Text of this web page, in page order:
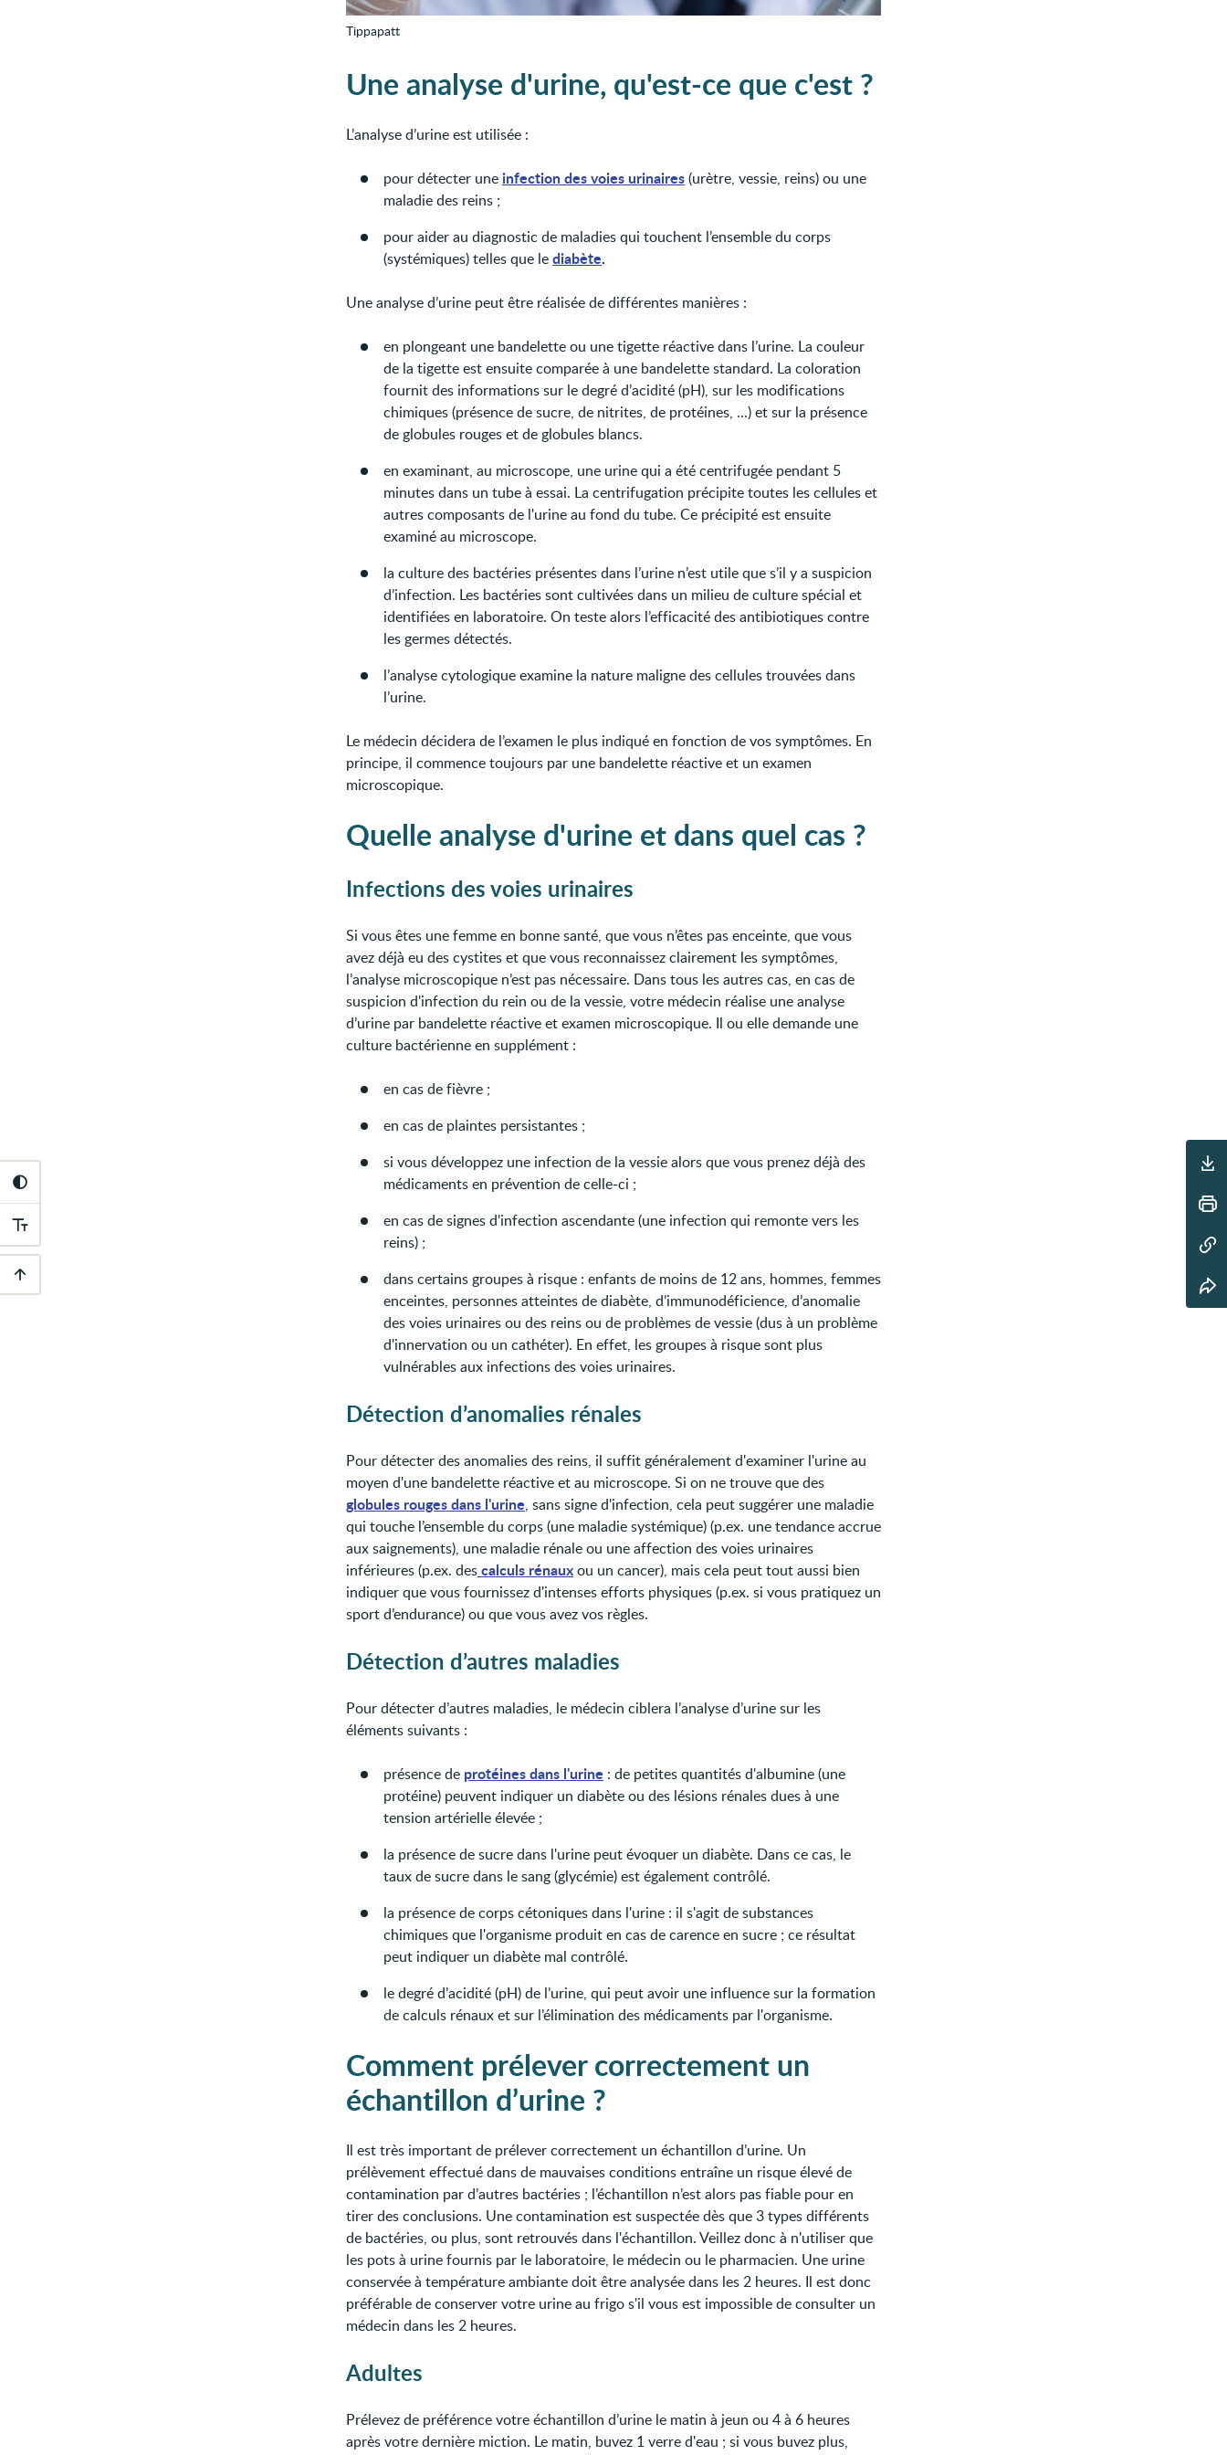
Outils
d'accessibilité
Descendre
Outils
Tippapatt
Une analyse d'urine, qu'est-ce que c'est ?
L’analyse d’urine est utilisée :
pour détecter uneinfection des voies urinaires(urètre, vessie, reins) ou une
maladie des reins ;
pour aider au diagnostic de maladies qui touchent l’ensemble du corps
(systémiques) telles que lediabète.
Une analyse d’urine peut être réalisée de différentes manières :
en plongeant une bandelette ou une tigette réactive dans l’urine. La couleur
de la tigette est ensuite comparée à une bandelette standard. La coloration
fournit des informations sur le degré d’acidité (pH), sur les modifications
chimiques (présence de sucre, de nitrites, de protéines, ...) et sur la présence
de globules rouges et de globules blancs.
en examinant, au microscope, une urine qui a été centrifugée pendant 5
minutes dans un tube à essai. La centrifugation précipite toutes les cellules et
autres composants de l'urine au fond du tube. Ce précipité est ensuite
examiné au microscope.
la culture des bactéries présentes dans l’urine n’est utile que s’il y a suspicion
d’infection. Les bactéries sont cultivées dans un milieu de culture spécial et
identifiées en laboratoire. On teste alors l’efficacité des antibiotiques contre
les germes détectés.
l’analyse cytologique examine la nature maligne des cellules trouvées dans
l’urine.
Le médecin décidera de l’examen le plus indiqué en fonction de vos symptômes. En
principe, il commence toujours par une bandelette réactive et un examen
microscopique.
Quelle analyse d'urine et dans quel cas ?
Infections des voies urinaires
Si vous êtes une femme en bonne santé, que vous n’êtes pas enceinte, que vous
avez déjà eu des cystites et que vous reconnaissez clairement les symptômes,
l’analyse microscopique n’est pas nécessaire. Dans tous les autres cas, en cas de
suspicion d'infection du rein ou de la vessie, votre médecin réalise une analyse
d’urine par bandelette réactive et examen microscopique. Il ou elle demande une
culture bactérienne en supplément :
en cas de fièvre ;
en cas de plaintes persistantes ;
si vous développez une infection de la vessie alors que vous prenez déjà des
médicaments en prévention de celle-ci ;
en cas de signes d'infection ascendante (une infection qui remonte vers les
reins) ;
dans certains groupes à risque : enfants de moins de 12 ans, hommes, femmes
enceintes, personnes atteintes de diabète, d’immunodéficience, d’anomalie
des voies urinaires ou des reins ou de problèmes de vessie (dus à un problème
d'innervation ou un cathéter). En effet, les groupes à risque sont plus
vulnérables aux infections des voies urinaires.
Détection d’anomalies rénales
Pour détecter des anomalies des reins, il suffit généralement d'examiner l'urine au
moyen d'une bandelette réactive et au microscope. Si on ne trouve que des
globules rouges dans l'urine, sans signe d'infection, cela peut suggérer une maladie
qui touche l’ensemble du corps (une maladie systémique) (p.ex. une tendance accrue
aux saignements), une maladie rénale ou une affection des voies urinaires
inférieures (p.ex. descalculs rénauxou un cancer), mais cela peut tout aussi bien
indiquer que vous fournissez d'intenses efforts physiques (p.ex. si vous pratiquez un
sport d’endurance) ou que vous avez vos règles.
Détection d’autres maladies
Pour détecter d’autres maladies, le médecin ciblera l’analyse d’urine sur les
éléments suivants :
présence de protéines dans l'urine : de petites quantités d'albumine (une
protéine) peuvent indiquer un diabète ou des lésions rénales dues à une
tension artérielle élevée ;
la présence de sucre dans l'urine peut évoquer un diabète. Dans ce cas, le
taux de sucre dans le sang (glycémie) est également contrôlé.
la présence de corps cétoniques dans l'urine : il s'agit de substances
chimiques que l'organisme produit en cas de carence en sucre ; ce résultat
peut indiquer un diabète mal contrôlé.
le degré d’acidité (pH) de l’urine, qui peut avoir une influence sur la formation
de calculs rénaux et sur l’élimination des médicaments par l'organisme.
Comment prélever correctement un
échantillon d’urine ?
Il est très important de prélever correctement un échantillon d’urine. Un
prélèvement effectué dans de mauvaises conditions entraîne un risque élevé de
contamination par d’autres bactéries ; l’échantillon n’est alors pas fiable pour en
tirer des conclusions. Une contamination est suspectée dès que 3 types différents
de bactéries, ou plus, sont retrouvés dans l'échantillon. Veillez donc à n'utiliser que
les pots à urine fournis par le laboratoire, le médecin ou le pharmacien. Une urine
conservée à température ambiante doit être analysée dans les 2 heures. Il est donc
préférable de conserver votre urine au frigo s'il vous est impossible de consulter un
médecin dans les 2 heures.
Adultes
Prélevez de préférence votre échantillon d’urine le matin à jeun ou 4 à 6 heures
après votre dernière miction. Le matin, buvez 1 verre d'eau ; si vous buvez plus,